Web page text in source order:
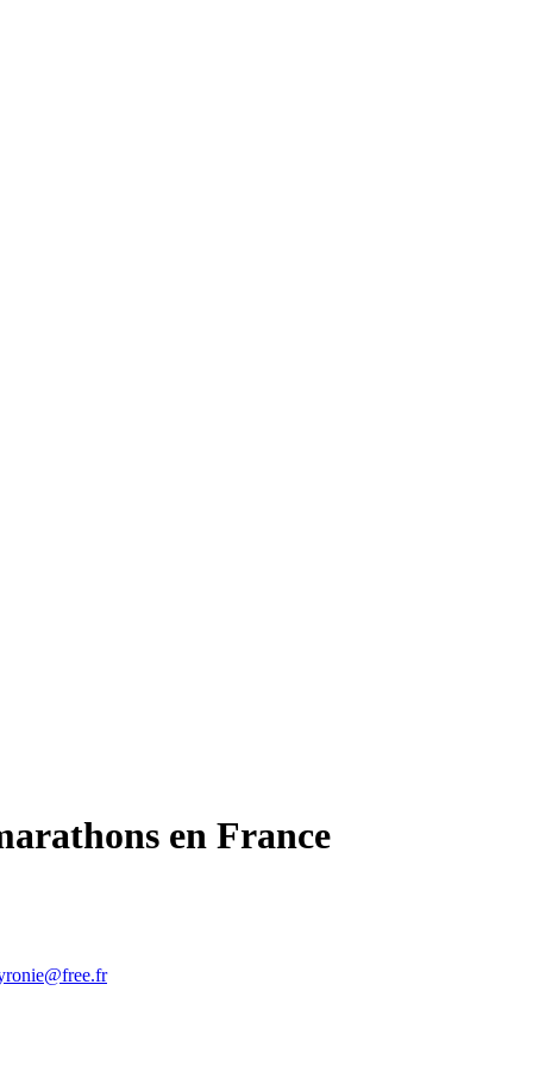
en France